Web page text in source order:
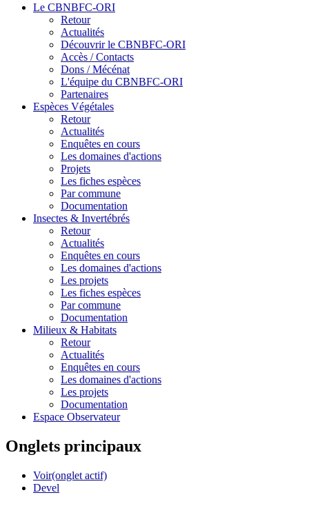
Le CBNBFC-ORI
Retour
Actualités
Découvrir le CBNBFC-ORI
Accès / Contacts
Dons / Mécénat
L'équipe du CBNBFC-ORI
Partenaires
Espèces Végétales
Retour
Actualités
Enquêtes en cours
Les domaines d'actions
Projets
Les fiches espèces
Par commune
Documentation
Insectes & Invertébrés
Retour
Actualités
Enquêtes en cours
Les domaines d'actions
Les projets
Les fiches espèces
Par commune
Documentation
Milieux & Habitats
Retour
Actualités
Enquêtes en cours
Les domaines d'actions
Les projets
Documentation
Espace Observateur
Onglets principaux
Voir(onglet actif)
Devel